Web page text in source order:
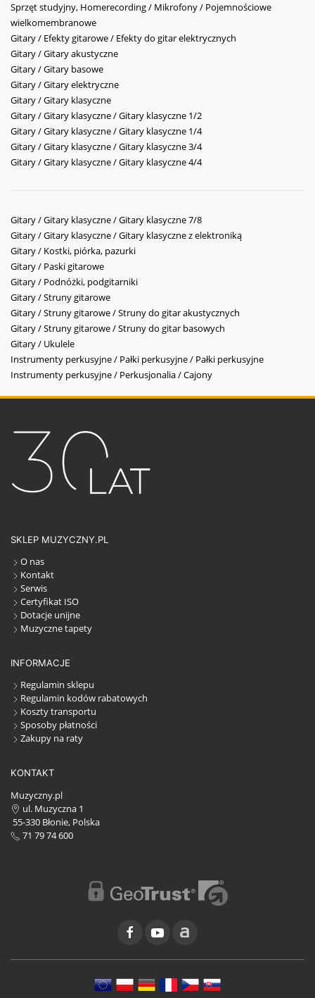
Sprzęt studyjny, Homerecording / Mikrofony / Pojemnościowe
wielkomembranowe
Gitary / Efekty gitarowe / Efekty do gitar elektrycznych
Gitary / Gitary akustyczne
Gitary / Gitary basowe
Gitary / Gitary elektryczne
Gitary / Gitary klasyczne
Gitary / Gitary klasyczne / Gitary klasyczne 1/2
Gitary / Gitary klasyczne / Gitary klasyczne 1/4
Gitary / Gitary klasyczne / Gitary klasyczne 3/4
Gitary / Gitary klasyczne / Gitary klasyczne 4/4
Gitary / Gitary klasyczne / Gitary klasyczne 7/8
Gitary / Gitary klasyczne / Gitary klasyczne z elektroniką
Gitary / Kostki, piórka, pazurki
Gitary / Paski gitarowe
Gitary / Podnóżki, podgitarniki
Gitary / Struny gitarowe
Gitary / Struny gitarowe / Struny do gitar akustycznych
Gitary / Struny gitarowe / Struny do gitar basowych
Gitary / Ukulele
Instrumenty perkusyjne / Pałki perkusyjne / Pałki perkusyjne
Instrumenty perkusyjne / Perkusjonalia / Cajony
SKLEP MUZYCZNY.PL
O nas
Kontakt
Serwis
Certyfikat ISO
Dotacje unijne
Muzyczne tapety
INFORMACJE
Regulamin sklepu
Regulamin kodów rabatowych
Koszty transportu
Sposoby płatności
Zakupy na raty
KONTAKT
Muzyczny.pl
ul. Muzyczna 1
55-330 Błonie, Polska
71 79 74 600